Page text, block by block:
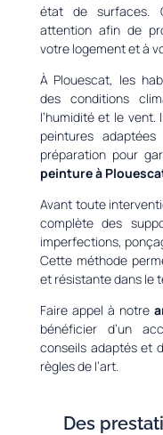
état de surfaces.
attention afin de
votre logement et à
À Plouescat, les
des conditions
l’humidité et le
peintures
préparation pour
peinture à
Avant toute
complète des
imperfections,
Cette méthode
et résistante dans le
Faire appel à notre
bénéficier d’un
conseils adaptés et
règles de l’art.
Des